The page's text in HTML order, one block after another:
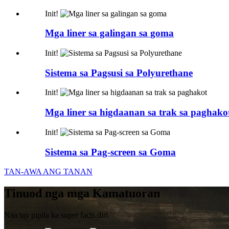
Init!
Mga liner sa galingan sa goma
Init!
Sistema sa Pagsusi sa Polyurethane
Init!
Mga liner sa higdaanan sa trak sa
Init!
Sistema sa Pag-screen sa Goma
TAN-AWA ANG TANAN
Tinuod nga mga Kamatuoran
Naa tay pipila ka super facts diri